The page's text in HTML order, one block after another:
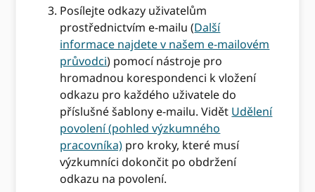
Posílejte odkazy uživatelům
prostřednictvím e-mailu (Další
informace najdete v našem e-mailovém
průvodci) pomocí nástroje pro
hromadnou korespondenci k vložení
odkazu pro každého uživatele do
příslušné šablony e-mailu. Vidět Udělení
povolení (pohled výzkumného
pracovníka) pro kroky, které musí
výzkumníci dokončit po obdržení
odkazu na povolení.